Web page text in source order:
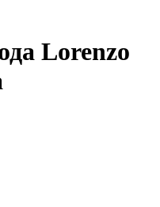
Lorenzo